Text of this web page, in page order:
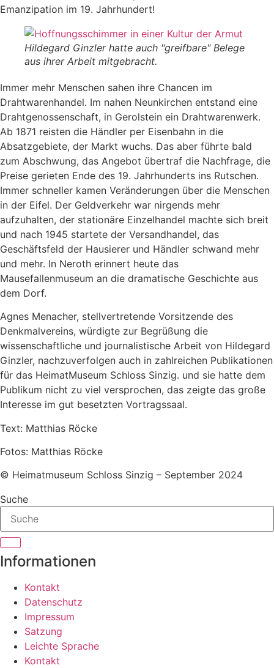
Emanzipation im 19. Jahrhundert!
Hildegard Ginzler hatte auch "greifbare" Belege
aus ihrer Arbeit mitgebracht.
Immer mehr Menschen sahen ihre Chancen im
Drahtwarenhandel. Im nahen Neunkirchen entstand eine
Drahtgenossenschaft, in Gerolstein ein Drahtwarenwerk.
Ab 1871 reisten die Händler per Eisenbahn in die
Absatzgebiete, der Markt wuchs. Das aber führte bald
zum Abschwung, das Angebot übertraf die Nachfrage, die
Preise gerieten Ende des 19. Jahrhunderts ins Rutschen.
Immer schneller kamen Veränderungen über die Menschen
in der Eifel. Der Geldverkehr war nirgends mehr
aufzuhalten, der stationäre Einzelhandel machte sich breit
und nach 1945 startete der Versandhandel, das
Geschäftsfeld der Hausierer und Händler schwand mehr
und mehr. In Neroth erinnert heute das
Mausefallenmuseum an die dramatische Geschichte aus
dem Dorf.
Agnes Menacher, stellvertretende Vorsitzende des
Denkmalvereins, würdigte zur Begrüßung die
wissenschaftliche und journalistische Arbeit von Hildegard
Ginzler, nachzuverfolgen auch in zahlreichen Publikationen
für das HeimatMuseum Schloss Sinzig. und sie hatte dem
Publikum nicht zu viel versprochen, das zeigte das große
Interesse im gut besetzten Vortragssaal.
Text: Matthias Röcke
Fotos: Matthias Röcke
© Heimatmuseum Schloss Sinzig – September 2024
Suche
Informationen
Kontakt
Datenschutz
Impressum
Satzung
Leichte Sprache
Kontakt